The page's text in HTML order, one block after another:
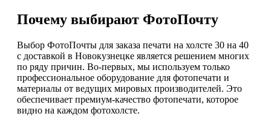
Почему выбирают ФотоПочту
Выбор ФотоПочты для заказа печати на холсте 30 на 40
с доставкой в Новокузнецке является решением многих
по ряду причин. Во-первых, мы используем только
профессиональное оборудование для фотопечати и
материалы от ведущих мировых производителей. Это
обеспечивает премиум-качество фотопечати, которое
видно на каждом фотохолсте.